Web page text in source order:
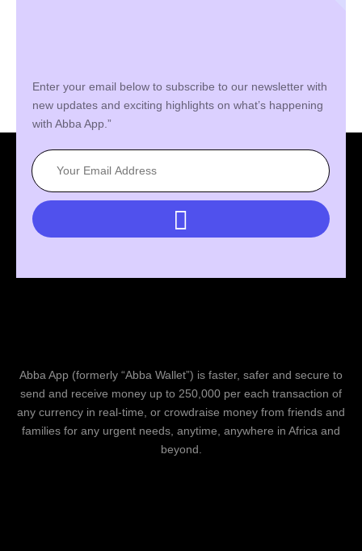
Enter your email below to subscribe to our newsletter with
new updates and exciting highlights on what’s happening
with Abba App.”
Abba App (formerly “Abba Wallet”) is faster, safer and secure to
send and receive money up to 250,000 per each transaction of
any currency in real-time, or crowdraise money from friends and
families for any urgent needs, anytime, anywhere in Africa and
beyond.